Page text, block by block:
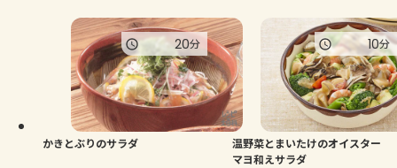
トーク
よくあるお問い合わせ
お買い物
かきとぶりのサラダ
20分
温野菜とまいたけのオイスター
マヨ和えサラダ
10分